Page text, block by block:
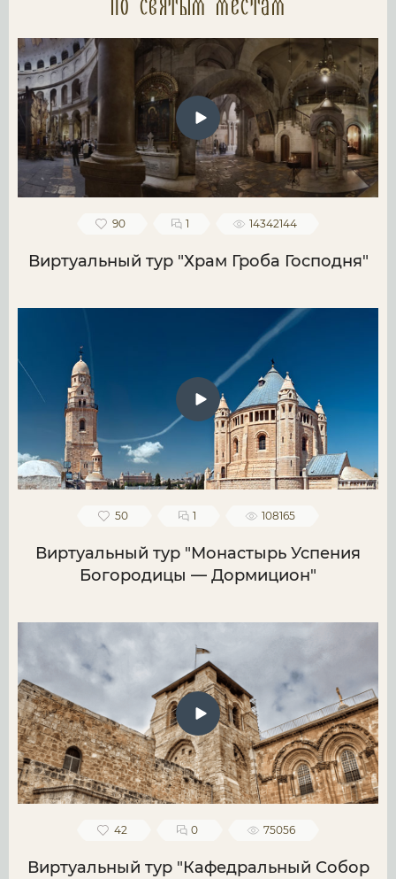
по святым местам
90 1 14342144
Виртуальный тур "Храм Гроба Господня"
50 1 108165
Виртуальный тур "Монастырь Успения
Богородицы — Дормицион"
42 0 75056
Виртуальный тур "Кафедральный Собор